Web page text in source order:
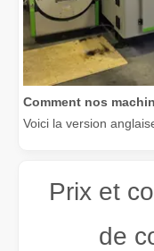
Voici la version
Prix ​​et
de